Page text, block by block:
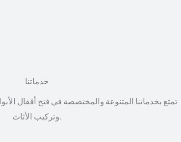
خدماتنا
تمتع بخدماتنا المتنوعة والمختصصة في فتح أقفال
وتركيب الأثاث.